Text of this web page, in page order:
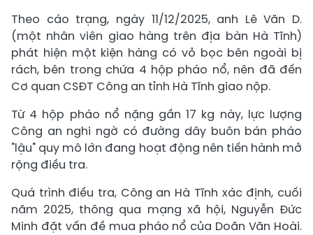
Theo cáo trạng, ngày 11/12/2025, anh Lê Văn D.
(một nhân viên giao hàng trên địa bàn Hà Tĩnh)
phát hiện một kiện hàng có vỏ bọc bên ngoài bị
rách, bên trong chứa 4 hộp pháo nổ, nên đã đến
Cơ quan CSĐT Công an tỉnh Hà Tĩnh giao nộp.
Từ 4 hộp pháo nổ nặng gần 17 kg này, lực lượng
Công an nghi ngờ có đường dây buôn bán pháo
"lậu" quy mô lớn đang hoạt động nên tiến hành mở
rộng điều tra.
Quá trình điều tra, Công an Hà Tĩnh xác định, cuối
năm 2025, thông qua mạng xã hội, Nguyễn Đức
Minh đặt vấn đề mua pháo nổ của Doãn Văn Hoài.